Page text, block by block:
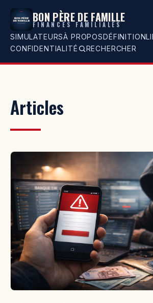
BON PÈRE DE FAMILLE
FINANCES FAMILIALES
SIMULATEURSÀ PROPOSDÉFINITION
CONFIDENTIALITÉ
RECHERCHER
Articles